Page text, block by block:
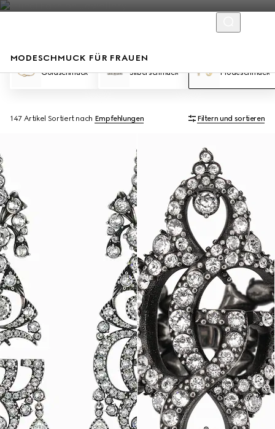
MODESCHMUCK FÜR FRAUEN
Goldschmuck Silberschmuck Modeschmuck
147 Artikel Sortiert nach Empfehlungen Filtern und sortieren